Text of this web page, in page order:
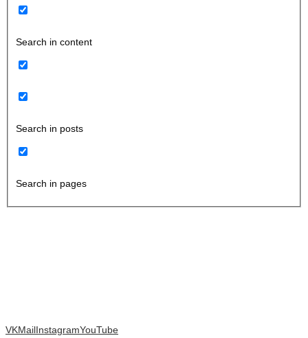
Search in content
Search in posts
Search in pages
VKMailInstagramYouTube